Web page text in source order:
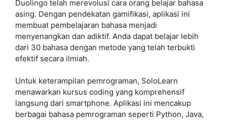
Duolingo telah merevolusi cara orang belajar bahasa
asing. Dengan pendekatan gamifikasi, aplikasi ini
membuat pembelajaran bahasa menjadi
menyenangkan dan adiktif. Anda dapat belajar lebih
dari 30 bahasa dengan metode yang telah terbukti
efektif secara ilmiah.
Untuk keterampilan pemrograman, SoloLearn
menawarkan kursus coding yang komprehensif
langsung dari smartphone. Aplikasi ini mencakup
berbagai bahasa pemrograman seperti Python, Java,